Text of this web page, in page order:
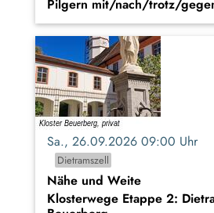
Pilgern mit/nach/trotz/
Sa., 26.09.2026 09:00 Uhr
Dietramszell
Nähe und Weite
Klosterwege Etappe 2: